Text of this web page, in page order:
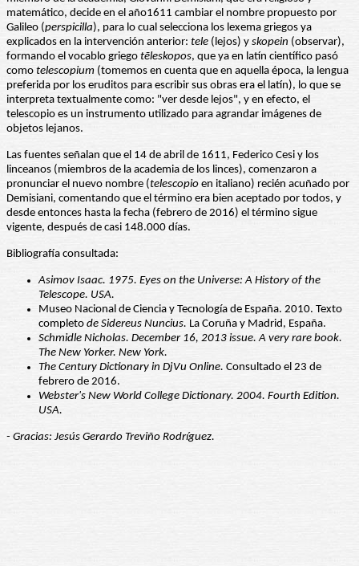
matemático, decide en el año1611 cambiar el nombre propuesto por
Galileo (perspicilla), para lo cual selecciona los lexema griegos ya
explicados en la intervención anterior: tele (lejos) y skopein (observar),
formando el vocablo griego tēleskopos, que ya en latín científico pasó
como telescopium (tomemos en cuenta que en aquella época, la lengua
preferida por los eruditos para escribir sus obras era el latín), lo que se
interpreta textualmente como: "ver desde lejos", y en efecto, el
telescopio es un instrumento utilizado para agrandar imágenes de
objetos lejanos.
Las fuentes señalan que el 14 de abril de 1611, Federico Cesi y los
linceanos (miembros de la academia de los linces), comenzaron a
pronunciar el nuevo nombre (telescopio en italiano) recién acuñado por
Demisiani, comentando que el término era bien aceptado por todos, y
desde entonces hasta la fecha (febrero de 2016) el término sigue
vigente, después de casi 148.000 días.
Bibliografía consultada:
Asimov Isaac. 1975. Eyes on the Universe: A History of the
Telescope. USA.
Museo Nacional de Ciencia y Tecnología de España. 2010. Texto
completo de Sidereus Nuncius. La Coruña y Madrid, España.
Schmidle Nicholas. December 16, 2013 issue. A very rare book.
The New Yorker. New York.
The Century Dictionary in DjVu Online. Consultado el 23 de
febrero de 2016.
Webster's New World College Dictionary. 2004. Fourth Edition.
USA.
- Gracias: Jesús Gerardo Treviño Rodríguez.